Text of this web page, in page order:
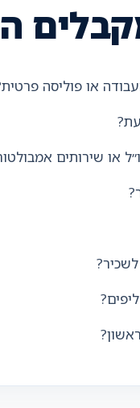
או פוליסה
או שירותים